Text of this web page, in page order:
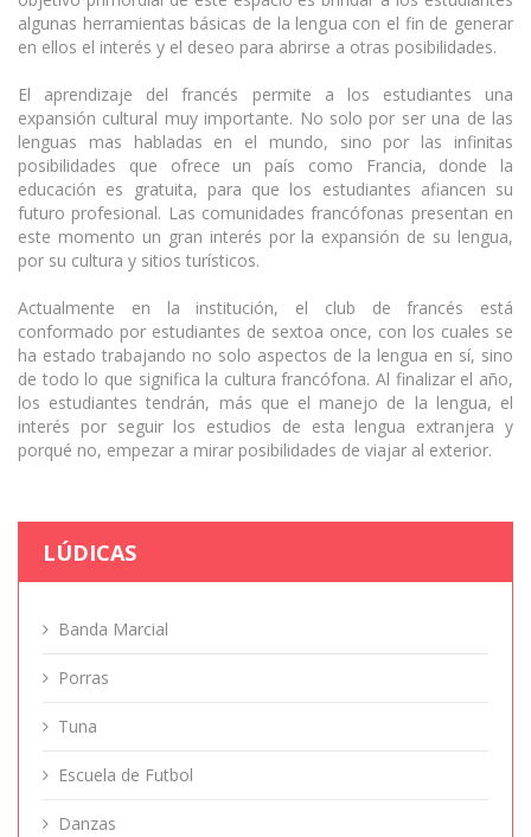
algunas herramientas básicas de la lengua con el fin de generar
en ellos el interés y el deseo para abrirse a otras posibilidades.
El aprendizaje del francés permite a los estudiantes una
expansión cultural muy importante. No solo por ser una de las
lenguas mas habladas en el mundo, sino por las infinitas
posibilidades que ofrece un país como Francia, donde la
educación es gratuita, para que los estudiantes afiancen su
futuro profesional. Las comunidades francófonas presentan en
este momento un gran interés por la expansión de su lengua,
por su cultura y sitios turísticos.
Actualmente en la institución, el club de francés está
conformado por estudiantes de sextoa once, con los cuales se
ha estado trabajando no solo aspectos de la lengua en sí, sino
de todo lo que significa la cultura francófona. Al finalizar el año,
los estudiantes tendrán, más que el manejo de la lengua, el
interés por seguir los estudios de esta lengua extranjera y
porqué no, empezar a mirar posibilidades de viajar al exterior.
LÚDICAS
Banda Marcial
Porras
Tuna
Escuela de Futbol
Danzas